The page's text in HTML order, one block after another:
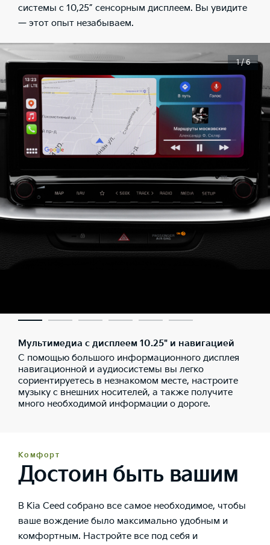
системы с 10,25” сенсорным дисплеем. Вы увидите
— этот опыт незабываем.
Мультимедиа с дисплеем 10.25" и навигацией
С помощью большого информационного дисплея
навигационной и аудиосистемы вы легко
сориентируетесь в незнакомом месте, настроите
музыку с внешних носителей, а также получите
много необходимой информации о дороге.
1 / 6
Комфорт
Достоин быть вашим
В Kia Ceed собрано все самое необходимое, чтобы
ваше вождение было максимально удобным и
комфортным. Настройте все под себя и